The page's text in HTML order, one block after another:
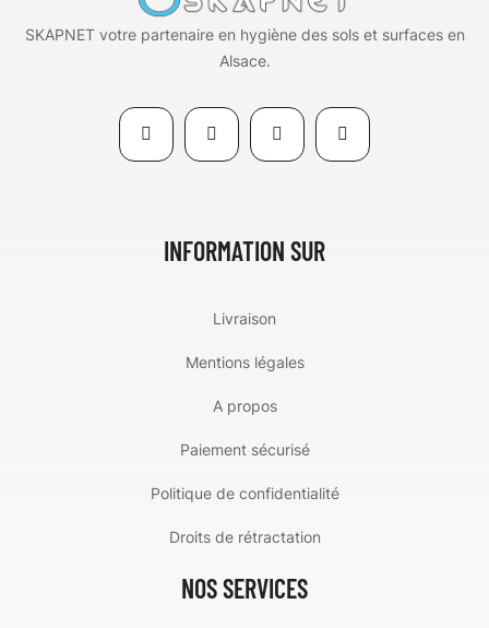
SKAPNET votre partenaire en hygiène des sols et surfaces en
Alsace.
INFORMATION SUR
Livraison
Mentions légales
A propos
Paiement sécurisé
Politique de confidentialité
Droits de rétractation
NOS SERVICES